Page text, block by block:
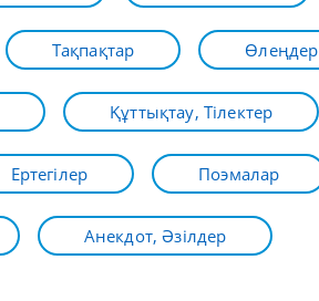
Тақпақтар Өлеңдер
Құттықтау, Тілектер
Ертегілер Поэмалар
Анекдот, Әзілдер